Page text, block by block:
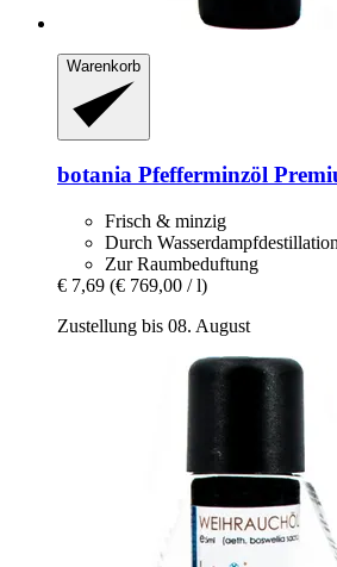
Warenkorb
botania Pfefferminzöl
Frisch & minzig
Durch
Zur Raumbeduftung
€ 7,69 (€ 769,00 / l)
Zustellung bis 08. August